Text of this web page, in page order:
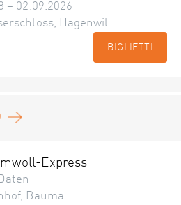
– 02.09.2026
Hagenwil
BIGLIETTI
Express
Bauma